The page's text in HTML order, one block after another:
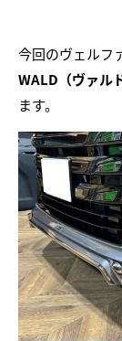
今回のヴェルフ
WALD（ヴァルド
ます。